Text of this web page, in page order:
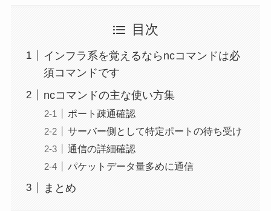
目次
インフラ系を覚えるならncコマンドは必
須コマンドです
ncコマンドの主な使い方集
ポート疎通確認
サーバー側として特定ポートの待ち受け
通信の詳細確認
パケットデータ量多めに通信
まとめ